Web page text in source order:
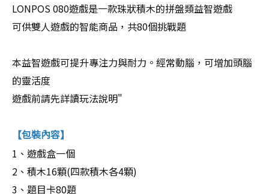
LONPOS 080遊戲是一款珠狀積木的拼盤類益智遊戲
可供雙人遊戲的智能商品，共80個挑戰題
本益智遊戲可提升專注力與耐力。經常動腦，可增加頭腦
的靈活度
遊戲前請先詳讀玩法說明"
【包裝內容】
1、遊戲盒一個
2、積木16顆(四款積木各4顆)
3、題目卡80題